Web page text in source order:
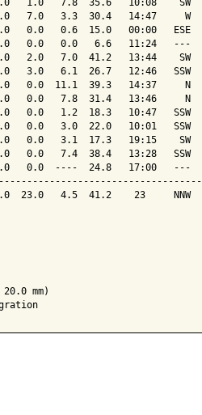
1.0   7.8  35.6   10:08    SW
7.0   3.3  30.4   14:47     W
0.0   0.6  15.0   00:00   ESE
0.0   0.0   6.6   11:24   ---
2.0   7.0  41.2   13:44    SW
3.0   6.1  26.7   12:46   SSW
0.0  11.1  39.3   14:37     N
0.0   7.8  31.4   13:46     N
0.0   1.2  18.3   10:47   SSW
0.0   3.0  22.0   10:01   SSW
0.0   3.1  17.3   19:15    SW
0.0   7.4  38.4   13:28   SSW
0.0  ----  24.8   17:00   ---
23.0   4.5  41.2    23     NNW
mm)